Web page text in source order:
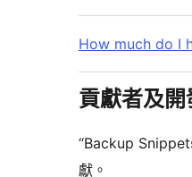
How much do I
貢獻者及開
“Backup
獻。